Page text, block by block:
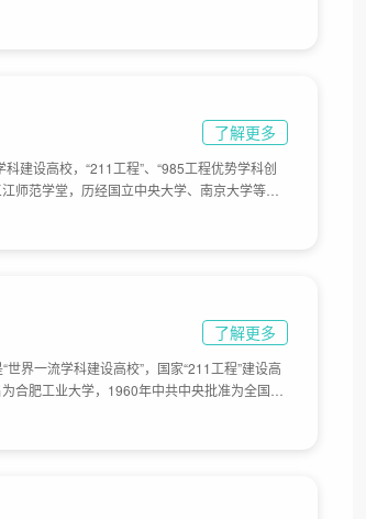
了解更多
建设高校，“211工程”、“985工程优势学科创
师范学堂，历经国立中央大学、南京大学等发
了解更多
界一流学科建设高校”，国家“211工程”建设高
合肥工业大学，1960年中共中央批准为全国重